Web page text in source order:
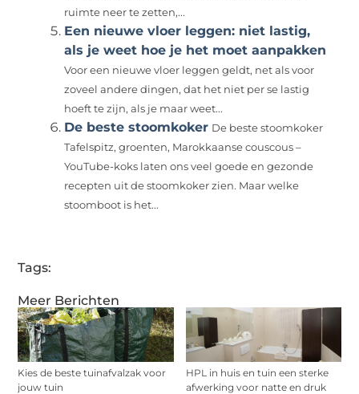
Meer Berichten
Kies de beste tuinafvalzak voor
jouw tuin
HPL in huis en tuin een sterke
afwerking voor natte en druk
ruimte neer te zetten,...
Een nieuwe vloer leggen: niet lastig,
als je weet hoe je het moet aanpakken
Voor een nieuwe vloer leggen geldt, net als voor
zoveel andere dingen, dat het niet per se lastig
hoeft te zijn, als je maar weet...
De beste stoomkoker De beste stoomkoker
Tafelspitz, groenten, Marokkaanse couscous –
YouTube-koks laten ons veel goede en gezonde
recepten uit de stoomkoker zien. Maar welke
stoomboot is het...
Tags: